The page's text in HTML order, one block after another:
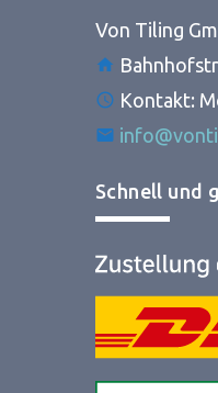
Von Tiling
Kontakt:
Schnell und